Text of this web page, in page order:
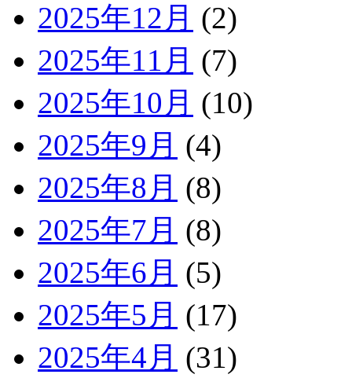
2025年12月 (2)
2025年11月 (7)
2025年10月 (10)
2025年9月 (4)
2025年8月 (8)
2025年7月 (8)
2025年6月 (5)
2025年5月 (17)
2025年4月 (31)